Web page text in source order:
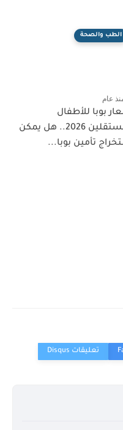
الطب والصحة
عام
بوبا للأطفال
المستقلين 2026.. هل يمكن
تأمين بوبا...